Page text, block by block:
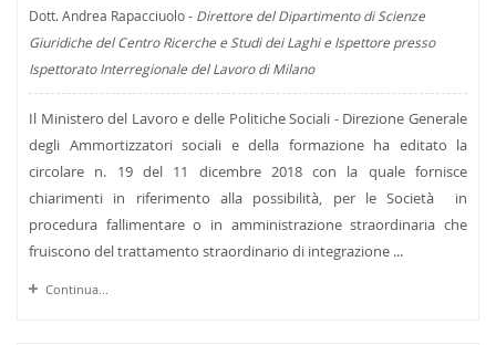
Dott. Andrea Rapacciuolo - Direttore del Dipartimento di Scienze
Giuridiche del Centro Ricerche e Studi dei Laghi e Ispettore presso
Ispettorato Interregionale del Lavoro di Milano
Il Ministero del Lavoro e delle Politiche Sociali - Direzione Generale
degli Ammortizzatori sociali e della formazione ha editato la
circolare n. 19 del 11 dicembre 2018 con la quale fornisce
chiarimenti in riferimento alla possibilità, per le Società in
procedura fallimentare o in amministrazione straordinaria che
fruiscono del trattamento straordinario di integrazione ...
Continua...